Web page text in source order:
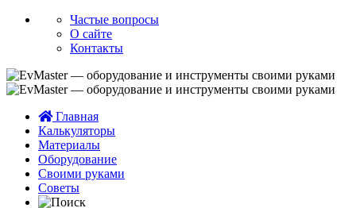
Частые вопросы
О сайте
Контакты
Главная
Калькуляторы
Материалы
Оборудование
Своими руками
Советы